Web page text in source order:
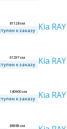
к заказу
81128 км Kia RAY
к заказу
61297 км Kia RAY
к заказу
140900 км Kia RAY
88689 км